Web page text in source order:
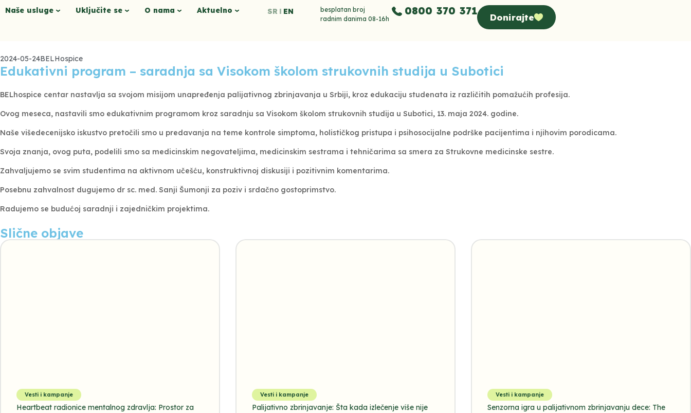
Naše usluge Uključite se O nama Aktuelno SR EN
besplatan broj
radnim danima 08-16h
0800 370 371
Donirajte
2024-05-24BELHospice
Edukativni program – saradnja sa Visokom školom strukovnih studija u Subotici
BELhospice centar nastavlja sa svojom misijom unapređenja palijativnog zbrinjavanja u Srbiji, kroz edukaciju studenata iz različitih pomažućih profesija.
Ovog meseca, nastavili smo edukativnim programom kroz saradnju sa Visokom školom strukovnih studija u Subotici, 13. maja 2024. godine.
Naše višedecenijsko iskustvo pretočili smo u predavanja na teme kontrole simptoma, holističkog pristupa i psihosocijalne podrške pacijentima i njihovim porodicama.
Svoja znanja, ovog puta, podelili smo sa medicinskim negovateljima, medicinskim sestrama i tehničarima sa smera za Strukovne medicinske sestre.
Zahvaljujemo se svim studentima na aktivnom učešću, konstruktivnoj diskusiji i pozitivnim komentarima.
Posebnu zahvalnost dugujemo dr sc. med. Sanji Šumonji za poziv i srdačno gostoprimstvo.
Radujemo se budućoj saradnji i zajedničkim projektima.
Slične objave
Vesti i kampanje
Heartbeat radionice mentalnog zdravlja: Prostor za
Vesti i kampanje
Palijativno zbrinjavanje: Šta kada izlečenje više nije
Vesti i kampanje
Senzorna igra u palijativnom zbrinjavanju dece: The